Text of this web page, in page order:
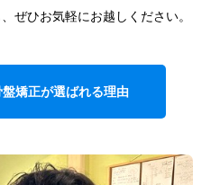
ぜひお気軽にお越しください。
矯正が選ばれる理由